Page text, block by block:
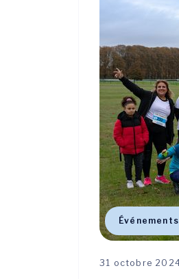
31 octobre